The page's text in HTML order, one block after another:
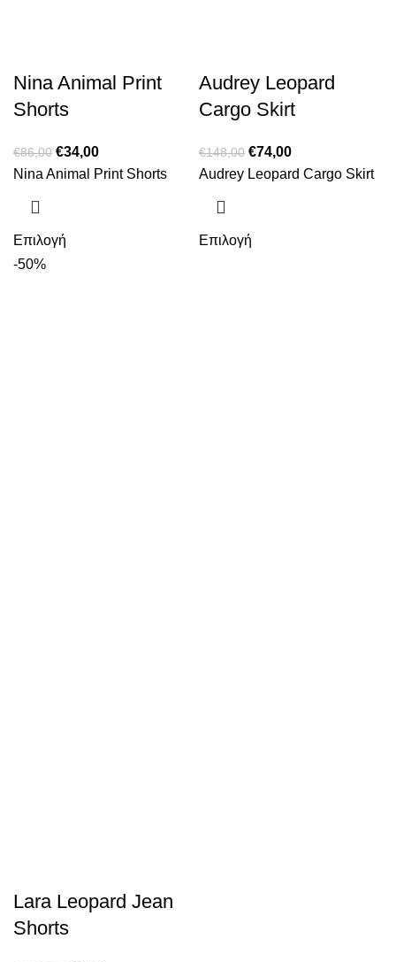
Nina Animal Print
Shorts
€86,00 €34,00
Nina Animal Print Shorts
Επιλογή
Audrey Leopard
Cargo Skirt
€148,00 €74,00
Audrey Leopard Cargo Skirt
Επιλογή
-50%
Lara Leopard Jean
Shorts